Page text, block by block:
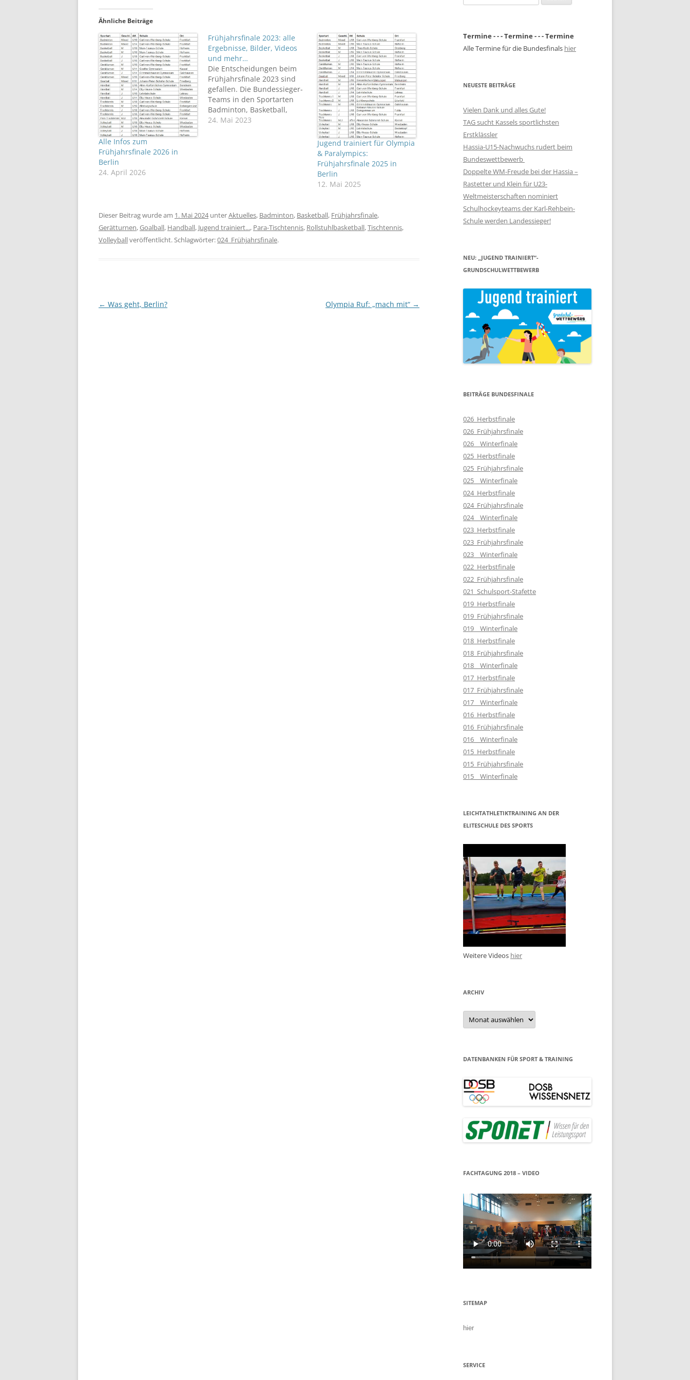
Ähnliche Beiträge
Alle Infos zum
Frühjahrsfinale 2026 in
Berlin
24. April 2026
Frühjahrsfinale 2023: alle
Ergebnisse, Bilder, Videos
und mehr…
Die Entscheidungen beim
Frühjahrsfinale 2023 sind
gefallen. Die Bundessieger-
Teams in den Sportarten
Badminton, Basketball,
Gerätturnen, Goalball,
24. Mai 2023
Jugend trainiert für Olympia
& Paralympics:
Frühjahrsfinale 2025 in
Berlin
12. Mai 2025
Dieser Beitrag wurde am 1. Mai 2024unterAktuelles, Badminton, Basketball, Frühjahrsfinale,
Gerätturnen,Goalball, Handball, Jugend trainiert..., Para-Tischtennis, Rollstuhlbasketball,Tischtennis,
Volleyballveröffentlicht. Schlagwörter:024_Frühjahrsfinale.
Beitragsnavigation
← Was geht, Berlin? Olympia Ruf: „mach mit“ →
nach:
Termine - - - Termine - - - Termine
Alle Termine für die Bundesfinals hier
NEUESTE BEITRÄGE
Vielen Dank und alles Gute!
TAG sucht Kassels sportlichsten
Erstklässler
Hassia-U15-Nachwuchs rudert beim
Bundeswettbewerb
Doppelte WM-Freude bei der Hassia –
Rastetter und Klein für U23-
Weltmeisterschaften nominiert
Schulhockeyteams der Karl-Rehbein-
Schule werden Landessieger!
NEU: „JUGEND TRAINIERT“-
GRUNDSCHULWETTBEWERB
BEITRÄGE BUNDESFINALE
026_Herbstfinale
026_Frühjahrsfinale
026__Winterfinale
025_Herbstfinale
025_Frühjahrsfinale
025__Winterfinale
024_Herbstfinale
024_Frühjahrsfinale
024__Winterfinale
023_Herbstfinale
023_Frühjahrsfinale
023__Winterfinale
022_Herbstfinale
022_Frühjahrsfinale
021_Schulsport-Stafette
019_Herbstfinale
019_Frühjahrsfinale
019__Winterfinale
018_Herbstfinale
018_Frühjahrsfinale
018__Winterfinale
017_Herbstfinale
017_Frühjahrsfinale
017__Winterfinale
016_Herbstfinale
016_Frühjahrsfinale
016__Winterfinale
015_Herbstfinale
015_Frühjahrsfinale
015__Winterfinale
LEICHTATHLETIKTRAINING AN DER
ELITESCHULE DES SPORTS
Weitere Videos hier
ARCHIV
Archiv
DATENBANKEN FÜR SPORT & TRAINING
FACHTAGUNG 2018 – VIDEO
SITEMAP
hier
SERVICE